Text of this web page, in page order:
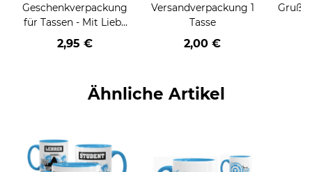
Geschenkverpackung
für Tassen - Mit Liebe
geschenkt
2,95 €
Versandverpackung 1
Tasse
2,00 €
Ähnliche Artikel